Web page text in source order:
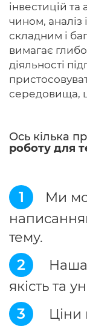
інвестицій та
чином, аналіз
складним і
вимагає
діяльності
середовища,
Ось кілька
роботу для
1
Ми
тему.
2
Наша
якість та
3
Ціни